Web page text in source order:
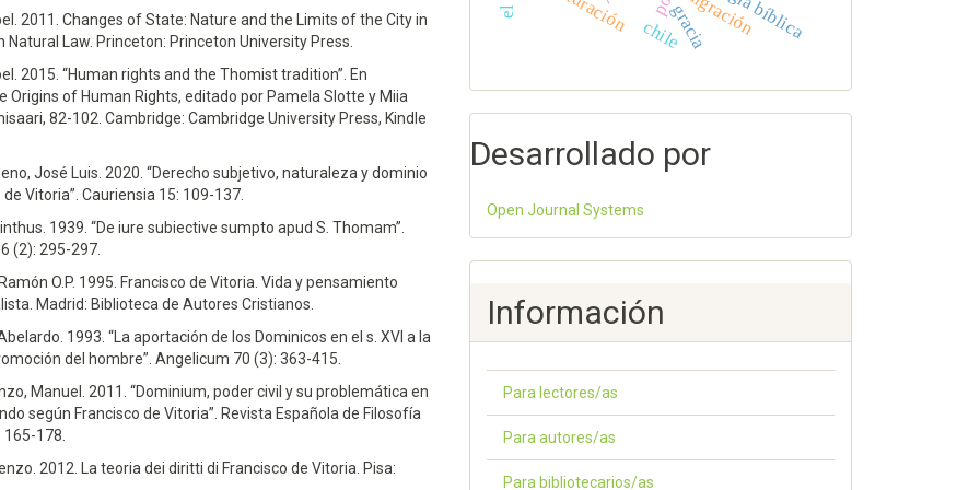
4256.20.253
(2024)
ACCORDING TO FRANCISCO DE VITORIA: ITS NATURE,
AND END.
Anuario De La Facultad De Derecho
Extremadura,
49-67.
J.A. (2024)
justice in Francisco Suárez. An alternative
liberal Modernity.
and Human Rights.Thomistic Tradition and Human
3-662-68068-1
Bibliography for the Year 2022.
2011. Changes of State: Nature and the Limits of the City in
Natural Law. Princeton: Princeton University Press.
2015. “Human rights and the Thomist tradition”. En
Origins of Human Rights, editado por Pamela Slotte y Miia
82-102. Cambridge: Cambridge University Press, Kindle
José Luis. 2020. “Derecho subjetivo, naturaleza y dominio
Vitoria”. Cauriensia 15: 109-137.
1939. “De iure subiective sumpto apud S. Thomam”.
(2): 295-297.
O.P. 1995. Francisco de Vitoria. Vida y pensamiento
Madrid: Biblioteca de Autores Cristianos.
Abelardo. 1993. “La aportación de los Dominicos en el s. XVI a la
del hombre”. Angelicum 70 (3): 363-415.
Manuel. 2011. “Dominium, poder civil y su problemática en
según Francisco de Vitoria”. Revista Española de Filosofía
178.
2012. La teoria dei diritti di Francisco de Vitoria. Pisa:
gracia
chile
Desarrollado por
Open Journal Systems
Información
Para lectores/as
Para autores/as
Para bibliotecarios/as